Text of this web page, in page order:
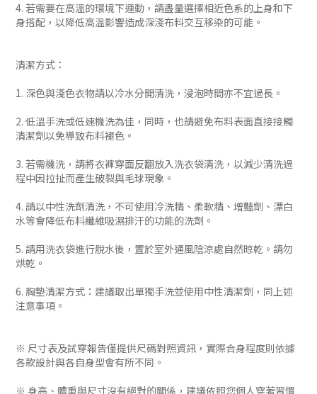
4. 若需要在高溫的環境下運動，請盡量選擇相近色系的上身和下
身搭配，以降低高溫影響造成深淺布料交互移染的可能。
清潔方式：
1. 深色與淺色衣物請以冷水分開清洗，浸泡時間亦不宜過長。
2. 低溫手洗或低速機洗為佳，同時，也請避免布料表面直接接觸
清潔劑以免導致布料褪色。
3. 若需機洗，請將衣褲穿面反翻放入洗衣袋清洗，以減少清洗過
程中因拉扯而產生破裂與毛球現象。
4. 請以中性洗劑清洗，不可使用冷洗精、柔軟精、增豔劑、漂白
水等會降低布料纖維吸濕排汗的功能的洗劑。
5. 請用洗衣袋進行脫水後，置於室外通風陰涼處自然晾乾。請勿
烘乾。
6. 胸墊清潔方式：建議取出單獨手洗並使用中性清潔劑，同上述
注意事項。
※ 尺寸表及試穿報告僅提供尺碼對照資訊，實際合身程度則依據
各款設計與各自身型會有所不同。
※ 身高、體重與尺寸沒有絕對的關係，建議依照您個人穿著習慣